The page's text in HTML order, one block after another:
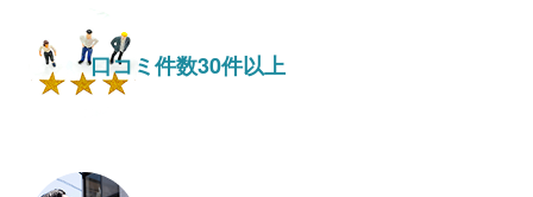
口コミ件数30件以上